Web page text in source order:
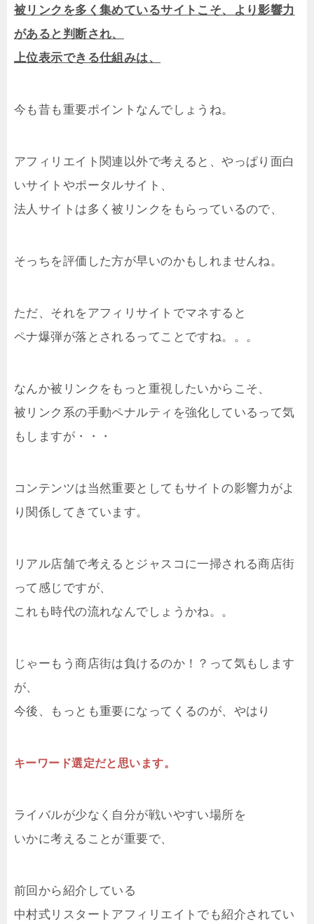
被リンクを多く集めているサイトこそ、より影響力
があると判断され、
上位表示できる仕組みは、
今も昔も重要ポイントなんでしょうね。
アフィリエイト関連以外で考えると、やっぱり面白
いサイトやポータルサイト、
法人サイトは多く被リンクをもらっているので、
そっちを評価した方が早いのかもしれませんね。
ただ、それをアフィリサイトでマネすると
ペナ爆弾が落とされるってことですね。。。
なんか被リンクをもっと重視したいからこそ、
被リンク系の手動ペナルティを強化しているって気
もしますが・・・
コンテンツは当然重要としてもサイトの影響力がよ
り関係してきています。
リアル店舗で考えるとジャスコに一掃される商店街
って感じですが、
これも時代の流れなんでしょうかね。。
じゃーもう商店街は負けるのか！？って気もします
が、
今後、もっとも重要になってくるのが、やはり
キーワード選定だと思います。
ライバルが少なく自分が戦いやすい場所を
いかに考えることが重要で、
前回から紹介している
中村式リスタートアフィリエイトでも紹介されてい